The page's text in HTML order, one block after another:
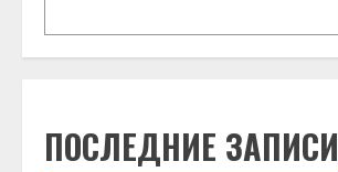
ПОСЛЕДНИЕ ЗАПИСИ